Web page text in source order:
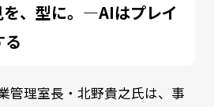
を、型に。―AIはプレイ
る
管理室長・北野貴之氏は、事